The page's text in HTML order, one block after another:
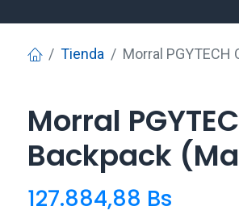
Tienda Morral PGYTECH
Morral
Backpack
127.884,88 Bs